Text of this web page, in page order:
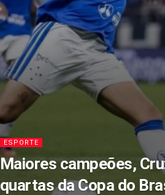
ESPORTE
Maiores campeões,
quartas da Copa do